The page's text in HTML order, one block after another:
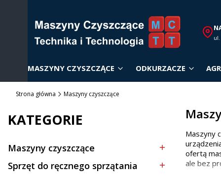
MASZYNY CZYSZCZĄCE ODKURZACZE
Strona główna Maszyny czyszczące
KATEGORIE
Kategoria - Maszyny czyszczące
Maszyny czyszczące
Kategoria - Sprzęt do ręcznego sprzątania
Sprzęt do ręcznego sprzątania
Maszyny
ofertą
ale bez